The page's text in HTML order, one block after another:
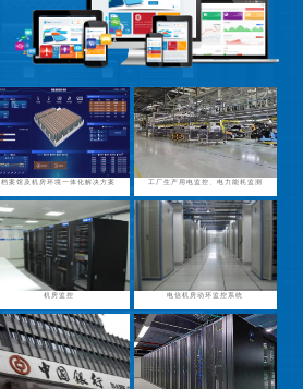
档案馆及机房环境一体化解决方案 工厂生产用电监控、电力能耗监测
机房监控 电信机房动环监控系统